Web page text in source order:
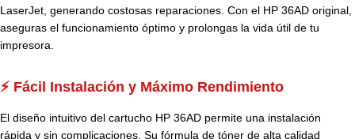
LaserJet, generando costosas reparaciones. Con el HP 36AD original,
aseguras el funcionamiento óptimo y prolongas la vida útil de tu
impresora.
⚡ Fácil Instalación y Máximo Rendimiento
El diseño intuitivo del cartucho HP 36AD permite una instalación
rápida y sin complicaciones. Su fórmula de tóner de alta calidad